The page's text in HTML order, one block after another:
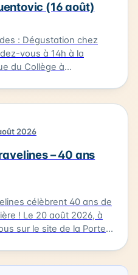
(16 août)
: Dégustation chez
du Collège à
frères passionnés
lors d'une
mesure 5 km et devrait
2026
– 40 ans
célèbrent 40 ans de
à
sur le site de la Porte
et de lumière. Cette